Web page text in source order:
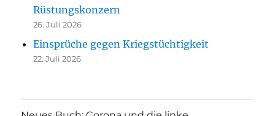
Rüstungskonzern
26. Juli 2026
Einsprüche gegen Kriegstüchtigkeit
22. Juli 2026